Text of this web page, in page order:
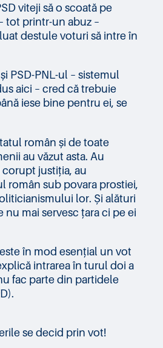
viteji să o scoată pe
tot printr-un abuz –
destule voturi să intre în
PSD-PNL-ul – sistemul
aici – cred că trebuie
iese bine pentru ei, se
român și de toate
au văzut asta. Au
justiția, au
român sub povara prostiei,
lor. Și alături
nu mai servesc țara ci pe ei
în mod esențial un vot
intrarea în turul doi a
fac parte din partidele
se decid prin vot!